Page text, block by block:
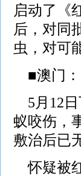
启动了《
后，对同
虫，对可
■澳门：
5月12日
蚁咬伤，
敷治后已
怀疑被